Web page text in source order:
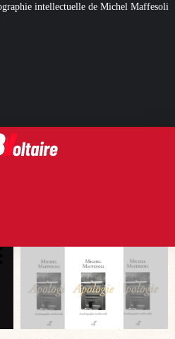
Pour regagner son influence